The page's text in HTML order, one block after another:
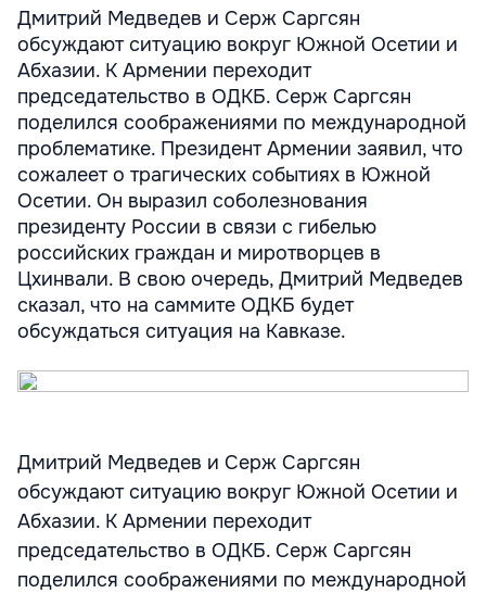
Дмитрий Медведев и Серж Саргсян
обсуждают ситуацию вокруг Южной Осетии и
Абхазии. К Армении переходит
председательство в ОДКБ. Серж Саргсян
поделился соображениями по международной
проблематике. Президент Армении заявил, что
сожалеет о трагических событиях в Южной
Осетии. Он выразил соболезнования
президенту России в связи с гибелью
российских граждан и миротворцев в
Цхинвали. В свою очередь, Дмитрий Медведев
сказал, что на саммите ОДКБ будет
обсуждаться ситуация на Кавказе.
Дмитрий Медведев и Серж Саргсян
обсуждают ситуацию вокруг Южной Осетии и
Абхазии. К Армении переходит
председательство в ОДКБ. Серж Саргсян
поделился соображениями по международной